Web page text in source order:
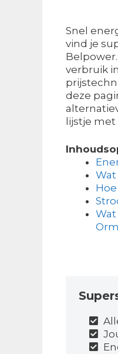
Snel
vind je
verbruik
deze
lijstje met